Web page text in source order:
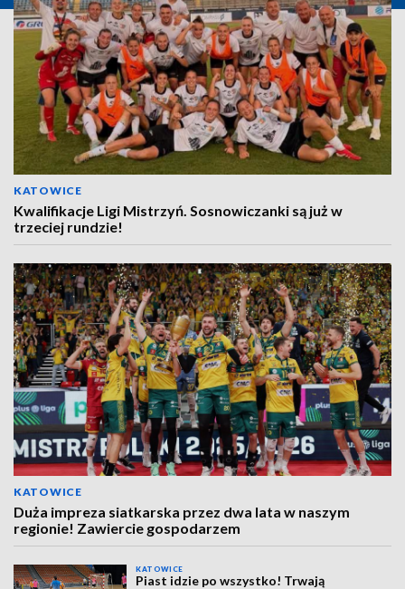
KATOWICE
Kwalifikacje Ligi Mistrzyń. Sosnowiczanki są już w
trzeciej rundzie!
KATOWICE
Duża impreza siatkarska przez dwa lata w naszym
regionie! Zawiercie gospodarzem
KATOWICE
Piast idzie po wszystko! Trwają